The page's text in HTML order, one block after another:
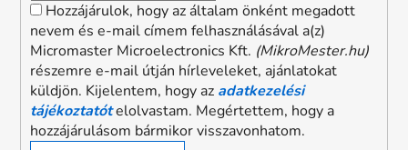
Hozzájárulok, hogy az általam önként megadott
nevem és e-mail címem felhasználásával a(z)
Micromaster Microelectronics Kft. (MikroMester.hu)
részemre e-mail útján hírleveleket, ajánlatokat
küldjön. Kijelentem, hogy az adatkezelési
tájékoztatótelolvastam. Megértettem, hogy a
hozzájárulásom bármikor visszavonhatom.